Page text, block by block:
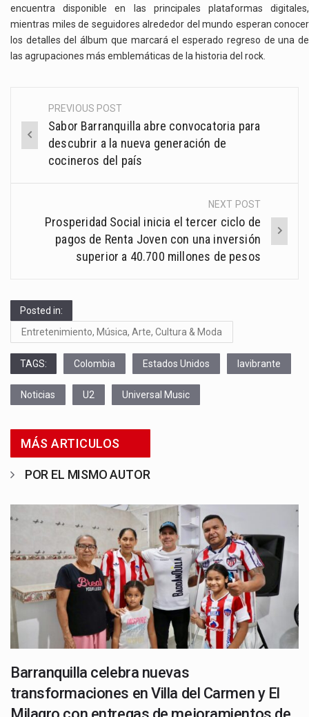
encuentra disponible en las principales plataformas digitales,
mientras miles de seguidores alrededor del mundo esperan conocer
los detalles del álbum que marcará el esperado regreso de una de
las agrupaciones más emblemáticas de la historia del rock.
Post
navigation
PREVIOUS POST
Sabor Barranquilla abre convocatoria para
descubrir a la nueva generación de
cocineros del país
NEXT POST
Prosperidad Social inicia el tercer ciclo de
pagos de Renta Joven con una inversión
superior a 40.700 millones de pesos
Posted in:
Entretenimiento, Música, Arte, Cultura & Moda
TAGS: Colombia Estados Unidos lavibrante
Noticias U2 Universal Music
MÁS ARTICULOS
POR EL MISMO AUTOR
Barranquilla celebra nuevas
transformaciones en Villa del Carmen y El